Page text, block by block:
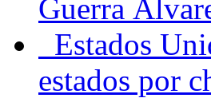
Guerra
Estados
estados por